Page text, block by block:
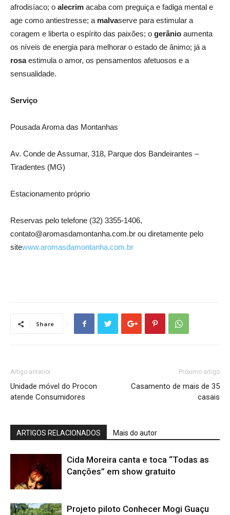
afrodisíaco; o alecrim acaba com preguiça e fadiga mental e
age como antiestresse; a malvaserve para estimular a
coragem e liberta o espírito das paixões; o gerânio aumenta
os níveis de energia para melhorar o estado de ânimo; já a
rosaestimula o amor, os pensamentos afetuosos e a
sensualidade.
Serviço
Pousada Aroma das Montanhas
Av. Conde de Assumar, 318, Parque dos Bandeirantes –
Tiradentes (MG)
Estacionamento próprio
Reservas pelo telefone (32) 3355-1406,
contato@aromasdamontanha.com.br ou diretamente pelo
sitewww.aromasdamontanha.com.br
Share
Artigo anterior
Unidade móvel do Procon
atende Consumidores
Próximo artigo
Casamento de mais de 35
casais
ARTIGOS RELACIONADOS Mais do autor
Cida Moreira canta e toca “Todas as
Canções” em show gratuito
Projeto piloto Conhecer Mogi Guaçu